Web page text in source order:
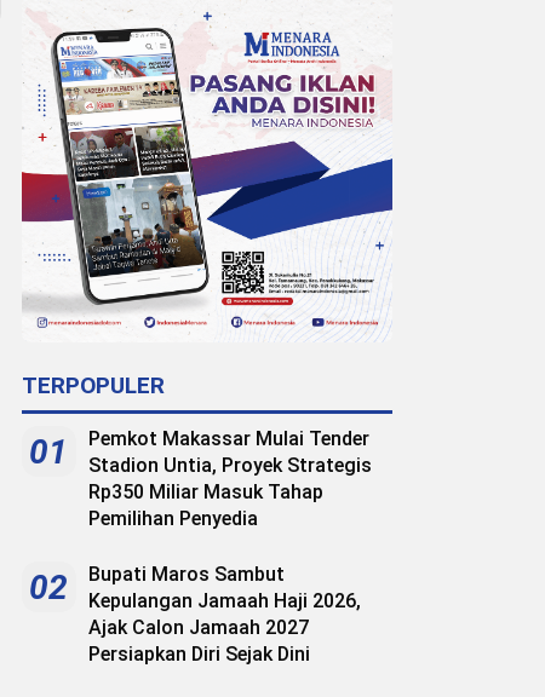
TERPOPULER
01
Pemkot Makassar Mulai Tender
Stadion Untia, Proyek Strategis
Rp350 Miliar Masuk Tahap
Pemilihan Penyedia
02
Bupati Maros Sambut
Kepulangan Jamaah Haji 2026,
Ajak Calon Jamaah 2027
Persiapkan Diri Sejak Dini